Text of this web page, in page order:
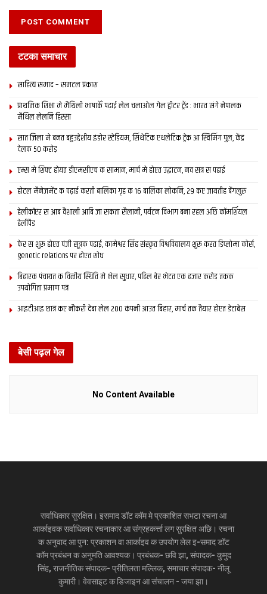
टटका समाचार
साहित्य समाद – समटल प्रकाश
प्राथमिक शि‍क्षा मे मैथि‍ली भाषाकेँ पढ़ाई लेल चलाओल गेल ट्वीटर ट्रेंड : भारत संगे नेपालक
मैथिल लेलनि हिस्सा
सात जिला मे बनत बहुउद्देशीय इंडोर स्‍टेडि‍यम, सिंथेटिक एथलेटिक ट्रेक आ स्विमिंग पुल, केंद्र
देलक 50 करोड़
एम्स मे शिफ्ट होयत डीएमसीएच क सामान, मार्च मे होएत उद्घाटन, नव सत्र स पढाई
होटल मैनेजमेंट क पढ़ाई करती बालिका गृह क 16 बालिका लोकनि, 29 कए जायतीह बेंगलुरु
हेलीकॉप्टर स आब वैशाली आबि जा सकता सैलानी, पर्यटन विभाग बना रहल अछि कॉमर्शियल
हेलीपैड
फेर स शुरू होएत पंजी सूत्रक पढाई, कामेश्वर सिंह संस्कृत विश्वविद्यालय शुरू करत डिप्लोमा कोर्स,
genetic relations पर होएत शोध
बिहारक पंचायत क वित्‍तीय स्थिति मे भेल सुधार, पहिल बेर भेटत एक हजार करोड़ तकक
उपयोगिता प्रमाण पत्र
आइटीआइ छात्र कए नौकरी देबा लेल 200 कंपनी आउत बिहार, मार्च तक तैयार होएत डेटाबेस
बेसी पढ़ल गेल
No Content Available
सर्वाधिकार सुरक्षित। इसमाद डॉट कॉम मे प्रकाशित सभटा रचना आ
आर्काइवक सर्वाधिकार रचनाकार आ संग्रहकर्त्ता लग सुरक्षित अछि। रचना
क अनुवाद आ पुन: प्रकाशन वा आर्काइव क उपयोग लेल इ-समाद डॉट
कॉम प्रबंधन क अनुमति आवश्यक। प्रबंधक- छवि झा, संपादक- कुमुद
सिंह, राजनीतिक संपादक- प्रीतिलता मल्लिक, समाचार संपादक- नीलू
कुमारी। वेवसाइट क डिजाइन आ संचालन - जया झा।